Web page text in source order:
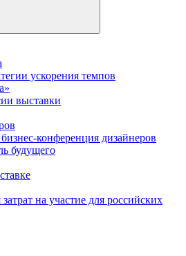
ускорения темпов
выставки
конференция дизайнеров
будущего
на участие для российских